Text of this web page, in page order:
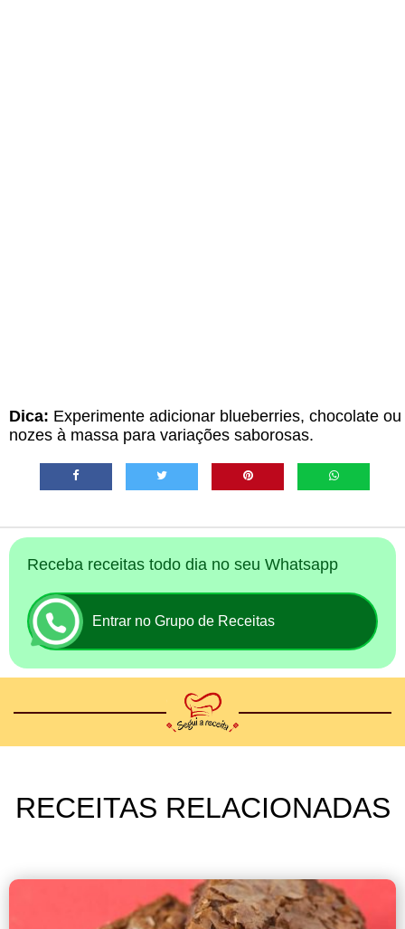
Dica: Experimente adicionar blueberries, chocolate ou
nozes à massa para variações saborosas.
Receba receitas todo dia no seu Whatsapp
Entrar no Grupo de Receitas
RECEITAS RELACIONADAS